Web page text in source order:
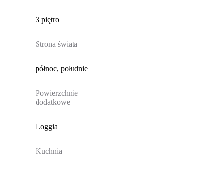
3 piętro
Strona świata
północ, południe
Powierzchnie
dodatkowe
Loggia
Kuchnia